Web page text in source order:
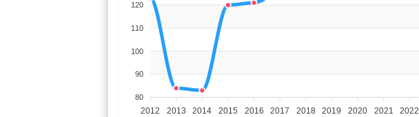
120
110
100
90
80
2012 2013 2014 2015 2016 2017 2018 2019 2020 2021 2022